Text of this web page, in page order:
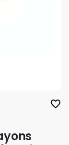
favorite_border